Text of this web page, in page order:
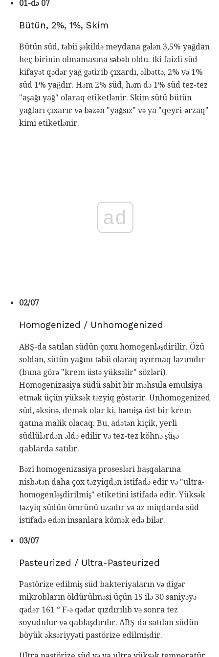
01-də 07
Bütün, 2%, 1%, Skim
Bütün süd, təbii şəkildə meydana gələn 3,5% yağdan
heç birinin olmamasına səbəb oldu. İki faizli süd
kifayət qədər yağ gətirib çıxardı, əlbəttə, 2% və 1%
süd 1% yağdır. Həm 2% süd, həm də 1% süd tez-tez
"aşağı yağ" olaraq etiketlənir. Skim sütü bütün
yağları çıxarır və bəzən "yağsız" və ya "qeyri-ərzaq"
kimi etiketlənir.
ad
02/07
Homogenized / Unhomogenized
ABŞ-da satılan südün çoxu homogenləşdirilir. Özü
soldan, sütün yağını təbii olaraq ayırmaq lazımdır
(buna görə "krem üstə yüksəlir" sözləri).
Homogenizasiya südü sabit bir məhsula emulsiya
etmək üçün yüksək təzyiq göstərir. Unhomogenized
süd, əksinə, demək olar ki, həmişə üst bir krem ​​
qatına malik olacaq. Bu, adətən kiçik, yerli
südlülərdən əldə edilir və tez-tez köhnə şüşə
qablarda satılır.
Bəzi homogenizasiya prosesləri başqalarına
nisbətən daha çox təzyiqdən istifadə edir və "ultra-
homogenləşdirilmiş" etiketini istifadə edir. Yüksək
təzyiq südün ömrünü uzadır və az miqdarda süd
istifadə edən insanlara kömək edə bilər.
03/07
Pasteurized / Ultra-Pasteurized
Pastörize edilmiş süd bakteriyaların və digər
mikrobların öldürülməsi üçün 15 ilə 30 saniyəyə
qədər 161 ° F-ə qədər qızdırılıb və sonra tez
soyudulur və qablaşdırılır. ABŞ-da satılan südün
böyük əksəriyyəti pastörize edilmişdir.